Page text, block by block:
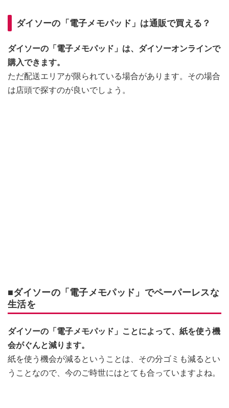
ダイソーの「電子メモパッド」は通販で買える？
ダイソーの「電子メモパッド」は、ダイソーオンラインで
購入できます。
ただ配送エリアが限られている場合があります。その場合
は店頭で探すのが良いでしょう。
■ダイソーの「電子メモパッド」でペーパーレスな
生活を
ダイソーの「電子メモパッド」ことによって、紙を使う機
会がぐんと減ります。
紙を使う機会が減るということは、その分ゴミも減るとい
うことなので、今のご時世にはとても合っていますよね。